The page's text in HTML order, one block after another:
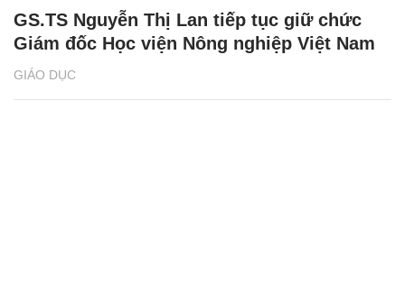
GIÁO DỤC
GS.TS Nguyễn Thị Lan tiếp tục giữ chức
Giám đốc Học viện Nông nghiệp Việt Nam